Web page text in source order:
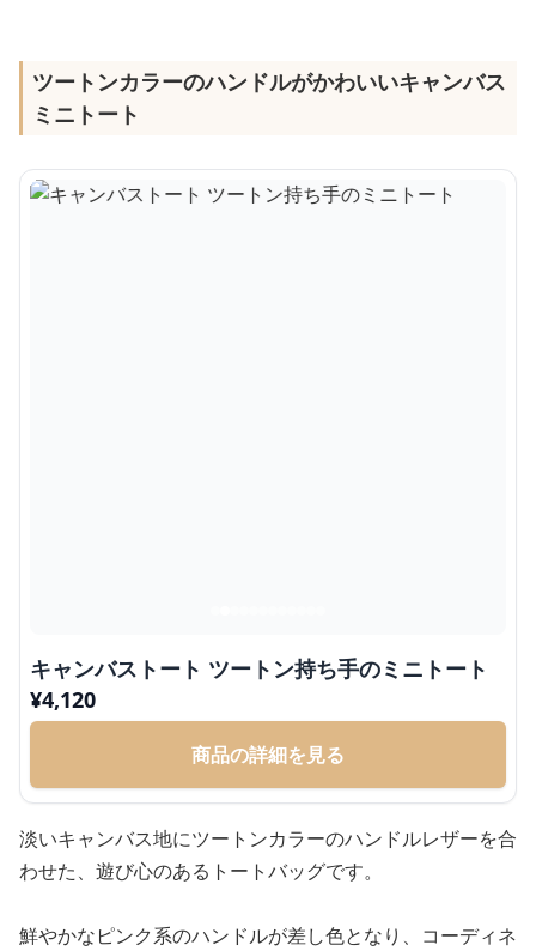
ツートンカラーのハンドルがかわいいキャンバス
ミニトート
キャンバストート ツートン持ち手のミニトート
¥4,120
商品の詳細を見る
淡いキャンバス地にツートンカラーのハンドルレザーを合
わせた、遊び心のあるトートバッグです。
鮮やかなピンク系のハンドルが差し色となり、コーディネ